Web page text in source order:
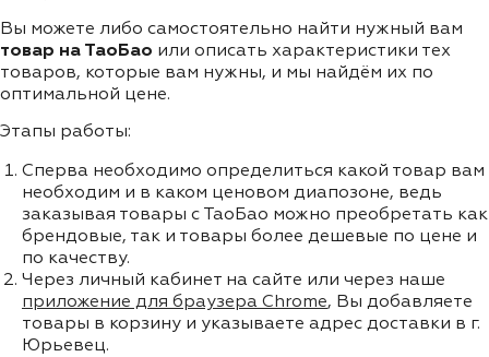
Вы можете либо самостоятельно найти нужный вам
товар на ТаоБао или описать характеристики тех
товаров, которые вам нужны, и мы найдём их по
оптимальной цене.
Этапы работы:
Сперва необходимо определиться какой товар вам
необходим и в каком ценовом диапозоне, ведь
заказывая товары с ТаоБао можно преобретать как
брендовые, так и товары более дешевые по цене и
по качеству.
Через личный кабинет на сайте или через наше
приложение для браузера Chrome, Вы добавляете
товары в корзину и указываете адрес доставки в г.
Юрьевец.